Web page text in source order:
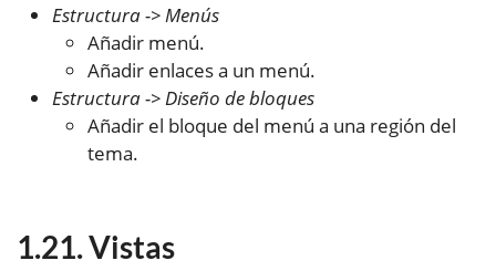
Estructura -> Menús
Añadir menú.
Añadir enlaces a un menú.
Estructura -> Diseño de bloques
Añadir el bloque del menú a una región del
tema.
Vistas